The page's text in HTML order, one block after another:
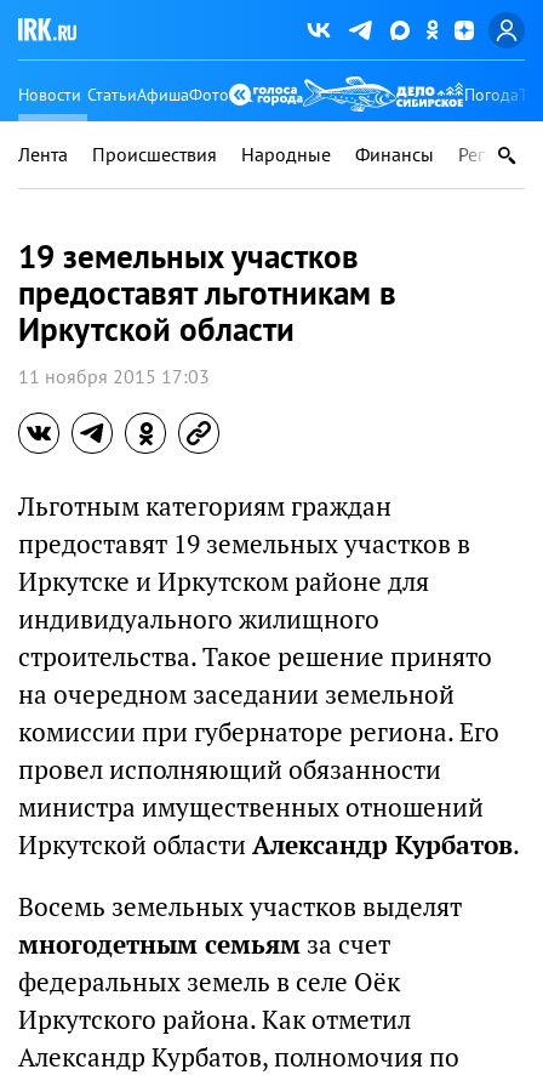
Новости СтатьиАфишаФото Погода
Лента Происшествия Народные Финансы Регионы
19 земельных участков
предоставят льготникам в
Иркутской области
11 ноября 2015 17:03
Льготным категориям граждан
предоставят 19 земельных участков в
Иркутске и Иркутском районе для
индивидуального жилищного
строительства. Такое решение принято
на очередном заседании земельной
комиссии при губернаторе региона. Его
провел исполняющий обязанности
министра имущественных отношений
Иркутской области Александр Курбатов.
Восемь земельных участков выделят
многодетным семьям за счет
федеральных земель в селе Оёк
Иркутского района. Как отметил
Александр Курбатов, полномочия по